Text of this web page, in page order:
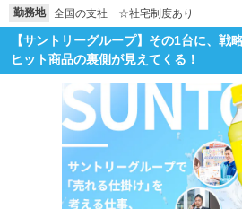
勤務地
全国の支社 ☆社宅制度あり
【サントリーグループ】その1台に、戦
ヒット商品の裏側が見えてくる！